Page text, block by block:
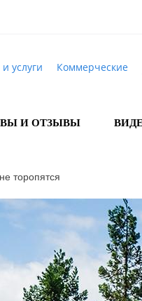
услуги Коммерческие
И ОТЗЫВЫ
торопятся